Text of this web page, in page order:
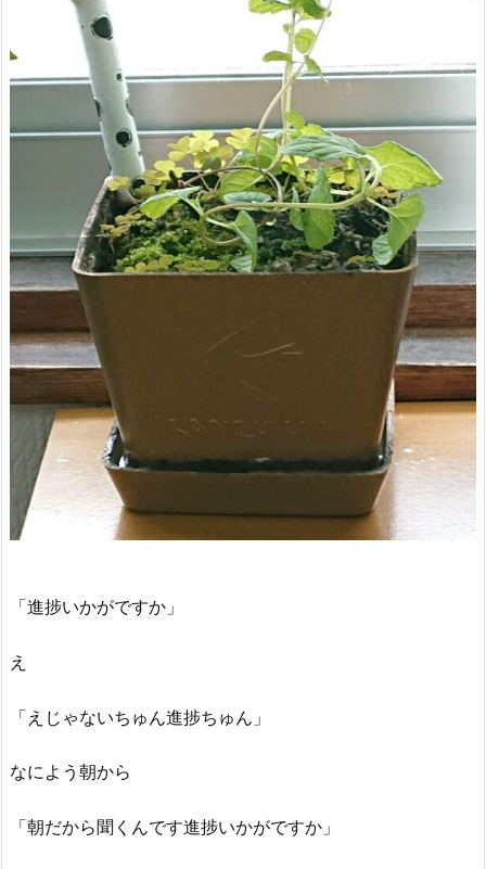
「進捗いかがですか」
え
「えじゃないちゅん進捗ちゅん」
なによう朝から
「朝だから聞くんです進捗いかがですか」